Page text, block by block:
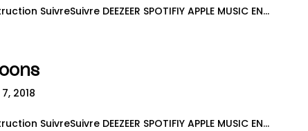
SuivreSuivre DEEZEER SPOTIFIY APPLE MUSIC EN...
2018
SuivreSuivre DEEZEER SPOTIFIY APPLE MUSIC EN...